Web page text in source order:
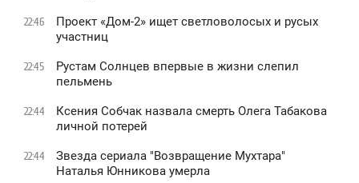
22:46
Проект «Дом-2» ищет светловолосых и русых
участниц
22:45
Рустам Солнцев впервые в жизни слепил
пельмень
22:44
Ксения Собчак назвала смерть Олега Табакова
личной потерей
22:44
Звезда сериала "Возвращение Мухтара"
Наталья Юнникова умерла